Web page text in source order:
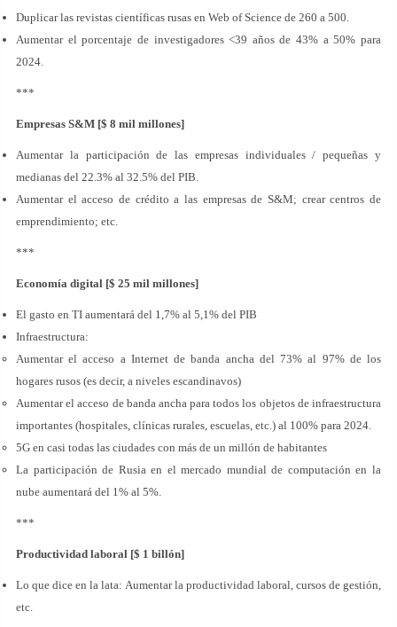
Duplicar las revistas científicas rusas en Web of Science de 260 a 500.
Aumentar el porcentaje de investigadores <39 años de 43% a 50% para
2024.
***
Empresas S&M [$ 8 mil millones]
Aumentar la participación de las empresas individuales / pequeñas y
medianas del 22.3% al 32.5% del PIB.
Aumentar el acceso de crédito a las empresas de S&M; crear centros de
emprendimiento; etc.
***
Economía digital [$ 25 mil millones]
El gasto en TI aumentará del 1,7% al 5,1% del PIB
Infraestructura:
Aumentar el acceso a Internet de banda ancha del 73% al 97% de los
hogares rusos (es decir, a niveles escandinavos)
Aumentar el acceso de banda ancha para todos los objetos de infraestructura
importantes (hospitales, clínicas rurales, escuelas, etc.) al 100% para 2024.
5G en casi todas las ciudades con más de un millón de habitantes
La participación de Rusia en el mercado mundial de computación en la
nube aumentará del 1% al 5%.
***
Productividad laboral [$ 1 billón]
Lo que dice en la lata: Aumentar la productividad laboral, cursos de gestión,
etc.